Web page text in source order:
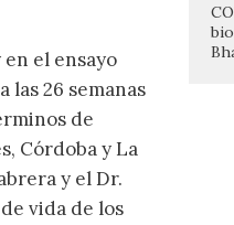
el ensayo
26 semanas
de
Córdoba y La
y el Dr.
vida de los